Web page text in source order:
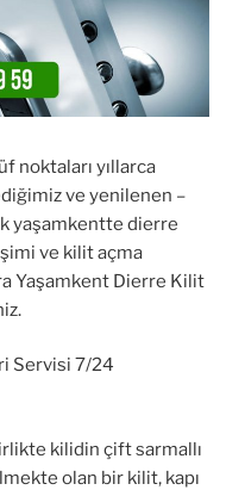
noktaları yıllarca
ve yenilenen –
yaşamkentte dierre
ve kilit açma
Yaşamkent Dierre Kilit
Servisi 7/24
kilidin çift sarmallı
olan bir kilit, kapı